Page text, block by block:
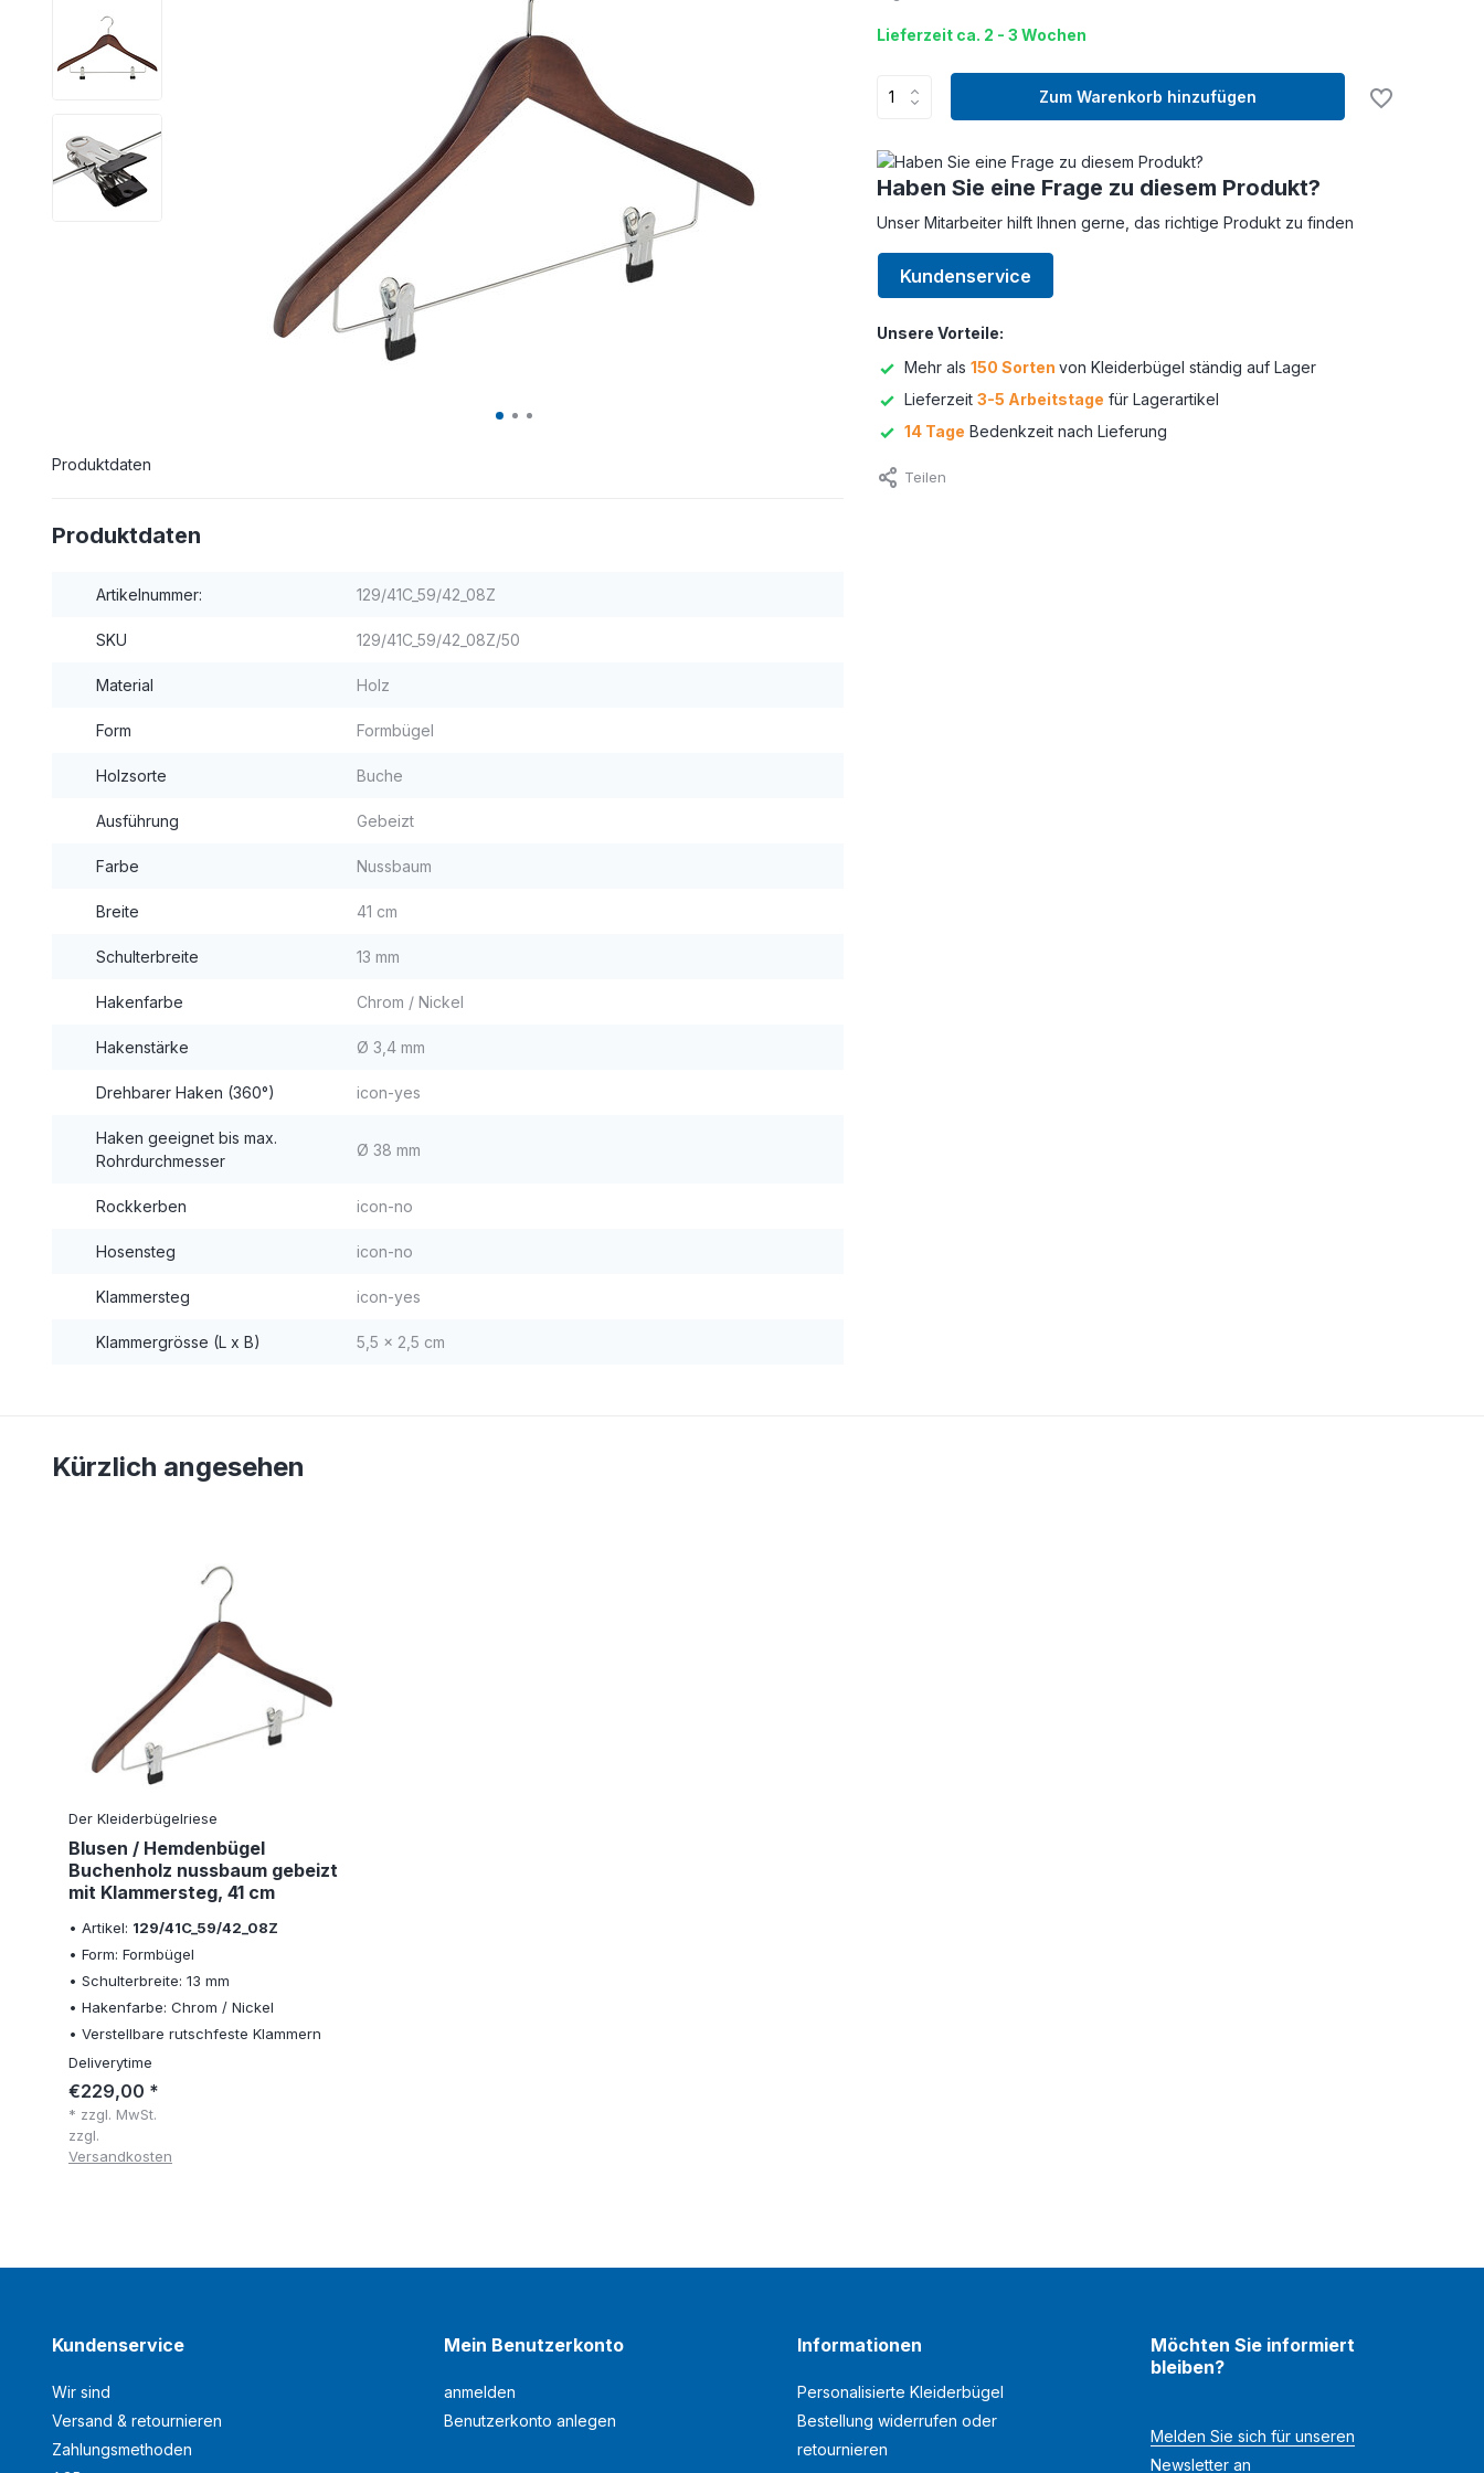
Produktdaten
Produktdaten
Artikelnummer: 129/41C_59/42_08Z
SKU 129/41C_59/42_08Z/50
Material Holz
Form Formbügel
Holzsorte Buche
Ausführung Gebeizt
Farbe Nussbaum
Breite 41 cm
Schulterbreite 13 mm
Hakenfarbe Chrom / Nickel
Hakenstärke Ø 3,4 mm
Drehbarer Haken (360°) icon-yes
Haken geeignet bis max.
Rohrdurchmesser
Ø 38 mm
Rockkerben icon-no
Hosensteg icon-no
Klammersteg icon-yes
Klammergrösse (L x B) 5,5 x 2,5 cm
Lieferzeit ca. 2 - 3 Wochen
Zum Warenkorb hinzufügen
Haben Sie eine Frage zu diesem Produkt?
Unser Mitarbeiter hilft Ihnen gerne, das richtige Produkt zu finden
Kundenservice
Unsere Vorteile:
Mehr als 150 Sorten von Kleiderbügel ständig auf Lager
Lieferzeit 3-5 Arbeitstage für Lagerartikel
14 Tage Bedenkzeit nach Lieferung
Teilen
Kürzlich angesehen
Der Kleiderbügelriese
Blusen / Hemdenbügel
Buchenholz nussbaum gebeizt
mit Klammersteg, 41 cm
• Artikel: 129/41C_59/42_08Z
• Form: Formbügel
• Schulterbreite: 13 mm
• Hakenfarbe: Chrom / Nickel
• Verstellbare rutschfeste Klammern
Deliverytime
€229,00 *
* zzgl. MwSt.
zzgl.
Versandkosten
Kundenservice
Wir sind
Versand & retournieren
Zahlungsmethoden
Mein Benutzerkonto
anmelden
Benutzerkonto anlegen
Informationen
Personalisierte Kleiderbügel
Bestellung widerrufen oder
retournieren
Möchten Sie informiert
bleiben?
Melden Sie sich für unseren
Newsletter an